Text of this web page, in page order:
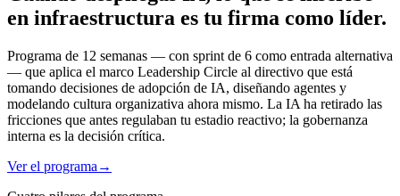
en infraestructura es tu firma como líder.
Programa de 12 semanas — con sprint de 6 como entrada alternativa
— que aplica el marco Leadership Circle al directivo que está
tomando decisiones de adopción de IA, diseñando agentes y
modelando cultura organizativa ahora mismo. La IA ha retirado las
fricciones que antes regulaban tu estadio reactivo; la gobernanza
interna es la decisión crítica.
Ver el programa →